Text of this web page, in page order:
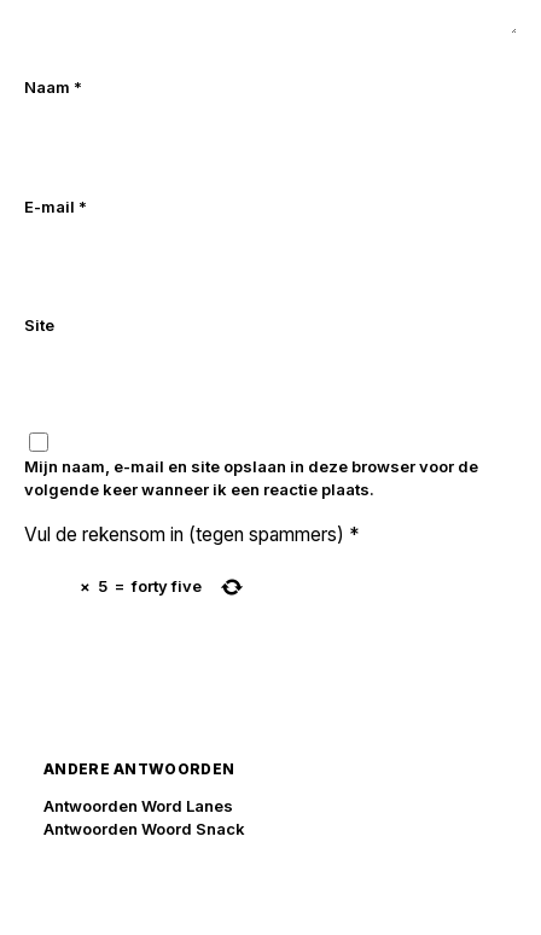
Naam *
E-mail *
Site
Mijn naam, e-mail en site opslaan in deze browser voor de
volgende keer wanneer ik een reactie plaats.
Vul de rekensom in (tegen spammers) *
× 5 = forty five
ANDERE ANTWOORDEN
Antwoorden Word Lanes
Antwoorden Woord Snack